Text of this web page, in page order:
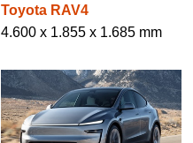
Toyota RAV4
4.600 x 1.855 x 1.685 mm